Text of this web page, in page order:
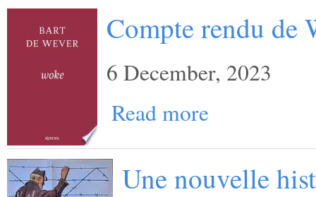
Compte rendu de
6 December, 2023
Read more
Une nouvelle